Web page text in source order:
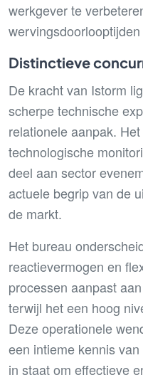
werkgever te
Distinctieve
De kracht van Istorm
scherpe technische
relationele aanpak.
technologische
deel aan sector
actuele begrip van de
de markt.
Het bureau
reactievermogen en
processen aanpast
terwijl het een hoog
Deze operationele
een intieme kennis
in staat om effectieve